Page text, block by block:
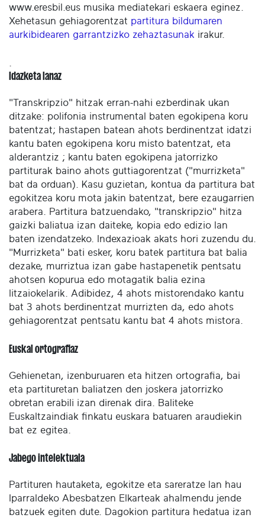
www.eresbil.eus musika mediatekari eskaera eginez.
Xehetasun gehiagorentzat partitura bildumaren
aurkibidearen garrantzizko zehaztasunak irakur.
Idazketa lanaz
"Transkripzio" hitzak erran-nahi ezberdinak ukan
ditzake: polifonia instrumental baten egokipena koru
batentzat; hastapen batean ahots berdinentzat idatzi
kantu baten egokipena koru misto batentzat, eta
alderantziz ; kantu baten egokipena jatorrizko
partiturak baino ahots guttiagorentzat ("murrizketa"
bat da orduan). Kasu guzietan, kontua da partitura bat
egokitzea koru mota jakin batentzat, bere ezaugarrien
arabera. Partitura batzuendako, "transkripzio" hitza
gaizki baliatua izan daiteke, kopia edo edizio lan
baten izendatzeko. Indexazioak akats hori zuzendu du.
"Murrizketa" bati esker, koru batek partitura bat balia
dezake, murriztua izan gabe hastapenetik pentsatu
ahotsen kopurua edo motagatik balia ezina
litzaiokelarik. Adibidez, 4 ahots mistorendako kantu
bat 3 ahots berdinentzat murrizten da, edo ahots
gehiagorentzat pentsatu kantu bat 4 ahots mistora.
Euskal ortografiaz
Gehienetan, izenburuaren eta hitzen ortografia, bai
eta partituretan baliatzen den joskera jatorrizko
obretan erabili izan direnak dira. Baliteke
Euskaltzaindiak finkatu euskara batuaren araudiekin
bat ez egitea.
Jabego intelektuala
Partituren hautaketa, egokitze eta sareratze lan hau
Iparraldeko Abesbatzen Elkarteak ahalmendu jende
batzuek egiten dute. Dagokion partitura hedatua izan